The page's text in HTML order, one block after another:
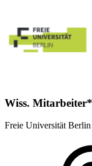
Wiss.
Freie Universität Berlin